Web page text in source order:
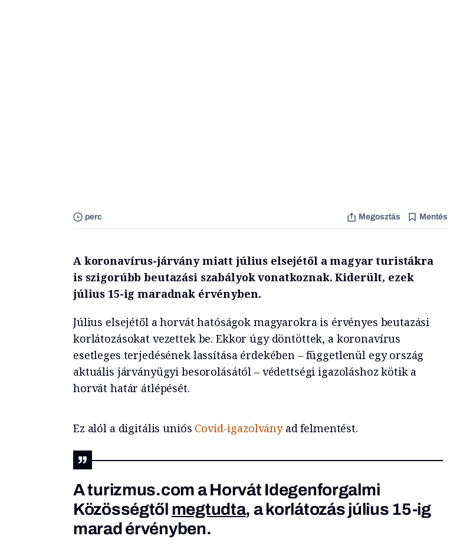
perc Megosztás Mentés
A koronavírus-járvány miatt július elsejétől a magyar turistákra
is szigorúbb beutazási szabályok vonatkoznak. Kiderült, ezek
július 15-ig maradnak érvényben.
Július elsejétől a horvát hatóságok magyarokra is érvényes beutazási
korlátozásokat vezettek be. Ekkor úgy döntöttek, a koronavírus
esetleges terjedésének lassítása érdekében – függetlenül egy ország
aktuális járványügyi besorolásától – védettségi igazoláshoz kötik a
horvát határ átlépését.
Ez alól a digitális uniós Covid-igazolványad felmentést.
A turizmus.com a Horvát Idegenforgalmi
Közösségtől megtudta, a korlátozás július 15-ig
marad érvényben.